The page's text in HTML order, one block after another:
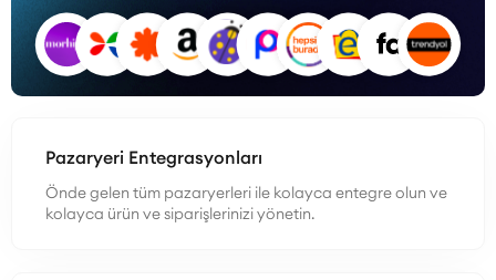
Pazaryeri Entegrasyonları
Önde gelen tüm pazaryerleri ile kolayca entegre olun ve
kolayca ürün ve siparişlerinizi yönetin.